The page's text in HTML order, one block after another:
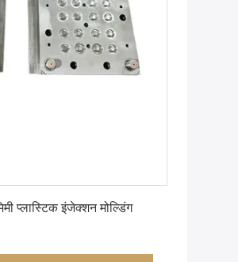
प्लास्टिक इंजेक्शन मोल्डिंग